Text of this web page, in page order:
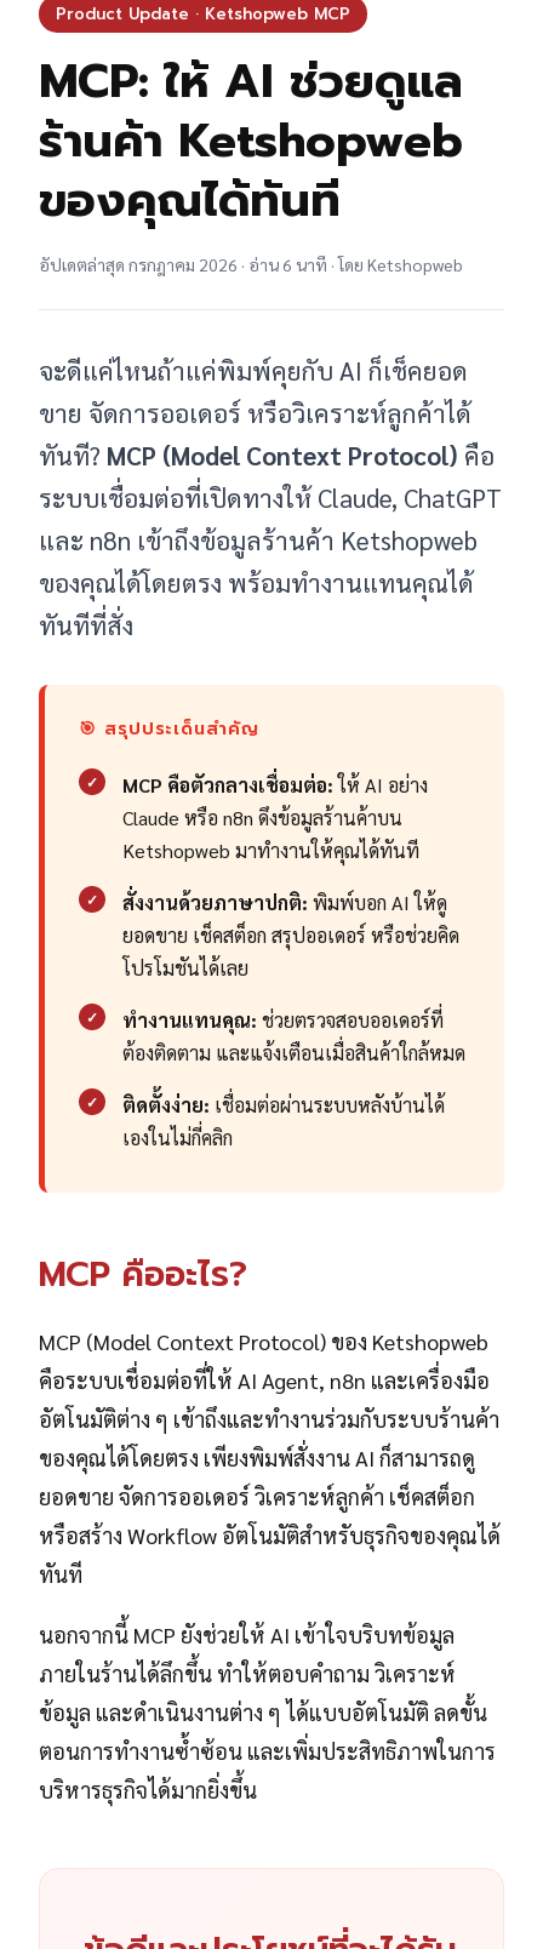
Product Update · Ketshopweb MCP
MCP: ให้ AI ช่วยดูแล
ร้านค้า Ketshopweb
ของคุณได้ทันที
อัปเดตล่าสุด กรกฎาคม 2026 · อ่าน 6 นาที · โดย Ketshopweb
จะดีแค่ไหนถ้าแค่พิมพ์คุยกับ AI ก็เช็คยอด
ขาย จัดการออเดอร์ หรือวิเคราะห์ลูกค้าได้
ทันที? MCP (Model Context Protocol) คือ
ระบบเชื่อมต่อที่เปิดทางให้ Claude, ChatGPT
และ n8n เข้าถึงข้อมูลร้านค้า Ketshopweb
ของคุณได้โดยตรง พร้อมทำงานแทนคุณได้
ทันทีที่สั่ง
🎯 สรุปประเด็นสำคัญ
✓ MCP คือตัวกลางเชื่อมต่อ:ให้ AI อย่าง
Claude หรือ n8n ดึงข้อมูลร้านค้าบน
Ketshopweb มาทำงานให้คุณได้ทันที
✓ สั่งงานด้วยภาษาปกติ: พิมพ์บอก AI ให้ดู
ยอดขาย เช็คสต็อก สรุปออเดอร์ หรือช่วยคิด
โปรโมชันได้เลย
✓ ทำงานแทนคุณ: ช่วยตรวจสอบออเดอร์ที่
ต้องติดตาม และแจ้งเตือนเมื่อสินค้าใกล้หมด
✓ ติดตั้งง่าย: เชื่อมต่อผ่านระบบหลังบ้านได้
เองในไม่กี่คลิก
MCP คืออะไร?
MCP (Model Context Protocol) ของ Ketshopweb
คือระบบเชื่อมต่อที่ให้ AI Agent, n8n และเครื่องมือ
อัตโนมัติต่าง ๆ เข้าถึงและทำงานร่วมกับระบบร้านค้า
ของคุณได้โดยตรง เพียงพิมพ์สั่งงาน AI ก็สามารถดู
ยอดขาย จัดการออเดอร์ วิเคราะห์ลูกค้า เช็คสต็อก
หรือสร้าง Workflow อัตโนมัติสำหรับธุรกิจของคุณได้
ทันที
นอกจากนี้ MCP ยังช่วยให้ AI เข้าใจบริบทข้อมูล
ภายในร้านได้ลึกขึ้น ทำให้ตอบคำถาม วิเคราะห์
ข้อมูล และดำเนินงานต่าง ๆ ได้แบบอัตโนมัติ ลดขั้น
ตอนการทำงานซ้ำซ้อน และเพิ่มประสิทธิภาพในการ
บริหารธุรกิจได้มากยิ่งขึ้น